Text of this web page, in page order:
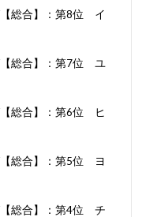
【総合】：第8位 イ
【総合】：第7位 ユ
総合】：第6位 ヒ
【総合】：第5位 ヨ
【総合】：第4位 チ